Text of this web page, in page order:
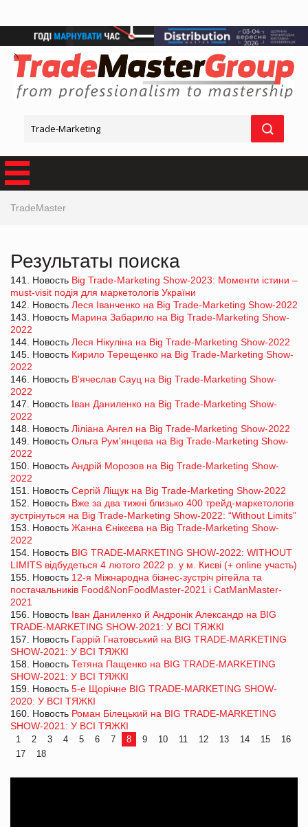
TradeMaster
Результаты поиска
141. Новость Big Trade-Marketing Show-2023: Моменти істини –
must-visit подія для маркетологів України
142. Новость Леся Іванченко на Big Trade-Marketing Show-2022
143. Новость Марина Забарило на Big Trade-Marketing Show-
2022
144. Новость Леся Нікуліна на Big Trade-Marketing Show-2022
145. Новость Кирило Терещенко на Big Trade-Marketing Show-
2022
146. Новость В'ячеслав Сауц на Big Trade-Marketing Show-
2022
147. Новость Іван Даниленко на Big Trade-Marketing Show-
2022
148. Новость Ліліана Ангел на Big Trade-Marketing Show-2022
149. Новость Ольга Рум'янцева на Big Trade-Marketing Show-
2022
150. Новость Андрій Морозов на Big Trade-Marketing Show-
2022
151. Новость Сергій Ліщук на Big Trade-Marketing Show-2022
152. Новость Вже за два тижні близько 400 трейд-маркетологів
зустрінуться на Big Trade-Marketing Show-2022: “Without Limits”
153. Новость Жанна Єнікєєва на Big Trade-Marketing Show-
2022
154. Новость BIG TRADE-MARKETING SHOW-2022: WITHOUT
LIMITS відбудеться 4 лютого 2022 р. у м. Києві (+ online участь)
155. Новость 12-я Міжнародна бізнес-зустріч рітейла та
постачальників Food&NonFoodMaster-2021 і CatManMaster-
2021
156. Новость Іван Даниленко й Андронік Александр на BIG
TRADE-MARKETING SHOW-2021: У ВСІ ТЯЖКІ
157. Новость Гаррій Гнатовський на BIG TRADE-MARKETING
SHOW-2021: У ВСІ ТЯЖКІ
158. Новость Тетяна Пащенко на BIG TRADE-MARKETING
SHOW-2021: У ВСІ ТЯЖКІ
159. Новость 5-е Щорічне BIG TRADE-MARKETING SHOW-
2020: У ВСІ ТЯЖКІ
160. Новость Роман Білецький на BIG TRADE-MARKETING
SHOW-2021: У ВСІ ТЯЖКІ
1 2 3 4 5 6 7 8 9 10 11 12 13 14 15
16
17
18